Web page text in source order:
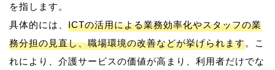
を指します。
具体的には、 ICTの活用による業務効率化やスタッフの業
務分担の見直し、職場環境の改善などが挙げられます。こ
れにより、介護サービスの価値が高まり、利用者だけでな